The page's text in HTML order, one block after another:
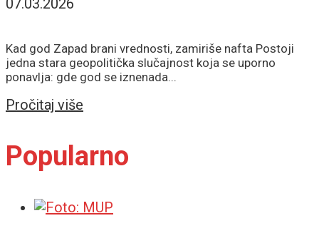
Kad god Zapad brani vrednosti, zamiriše nafta Postoji
jedna stara geopolitička slučajnost koja se uporno
ponavlja: gde god se iznenada...
Pročitaj više
Popularno